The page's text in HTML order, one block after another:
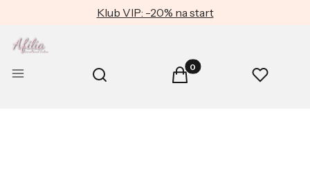
Klub VIP: -20% na start
Menu Otwórz wyszukiwarkę
Szukaj Produkty w koszyku: 0.
Koszyk Ulubione